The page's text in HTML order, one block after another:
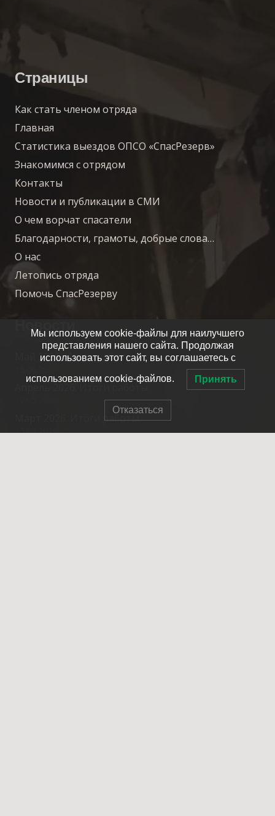
Страницы
Как стать членом отряда
Главная
Статистика выездов ОПСО «СпасРезерв»
Знакомимся с отрядом
Контакты
Новости и публикации в СМИ
О чем ворчат спасатели
Благодарности, грамоты, добрые слова…
О нас
Летопись отряда
Помочь СпасРезерву
Новости
Май 2026. Итоги работы.
Апрель 2026. Итоги работы.
Март 2026. Итоги работы.
15.04.2026
Мы используем cookie-файлы для наилучшего
представления нашего сайта. Продолжая
использовать этот сайт, вы соглашаетесь с
использованием cookie-файлов. Принять
Отказаться